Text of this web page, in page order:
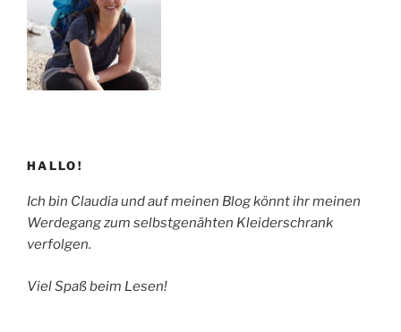
HALLO!
Ich bin Claudia und auf meinen Blog könnt ihr meinen
Werdegang zum selbstgenähten Kleiderschrank
verfolgen.
Viel Spaß beim Lesen!